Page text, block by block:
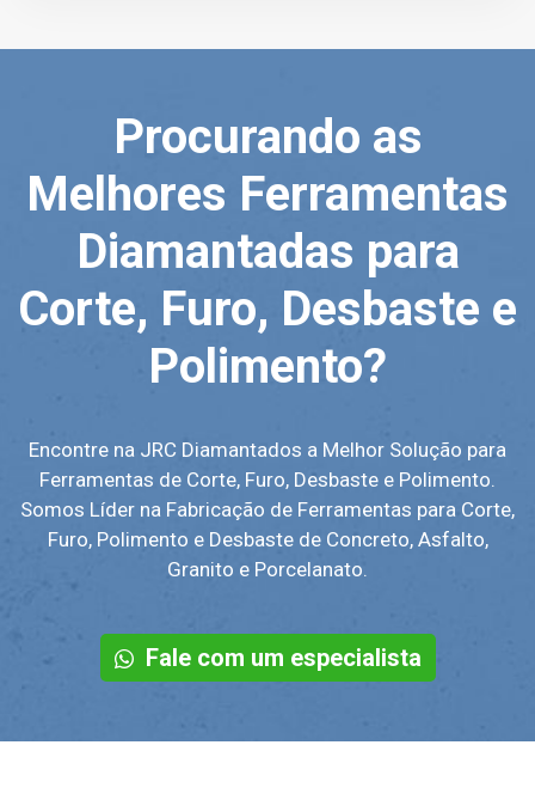
Procurando as
Melhores Ferramentas
Diamantadas para
Corte, Furo, Desbaste e
Polimento?
Encontre na JRC Diamantados a Melhor Solução para
Ferramentas de Corte, Furo, Desbaste e Polimento.
Somos Líder na Fabricação de Ferramentas para Corte,
Furo, Polimento e Desbaste de Concreto, Asfalto,
Granito e Porcelanato.
Fale com um especialista